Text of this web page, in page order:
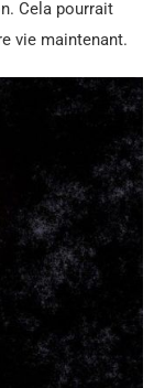
Cela pourrait
vie maintenant.